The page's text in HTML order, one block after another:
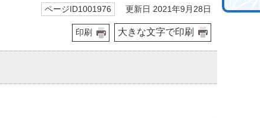
ページID1001976 更新日 2021年9月28日
印刷 大きな文字で印刷